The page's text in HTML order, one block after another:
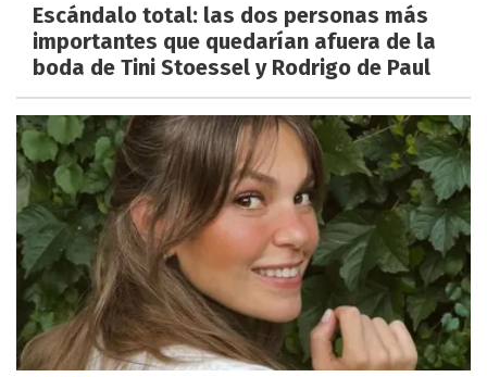
Escándalo total: las dos personas más
importantes que quedarían afuera de la
boda de Tini Stoessel y Rodrigo de Paul